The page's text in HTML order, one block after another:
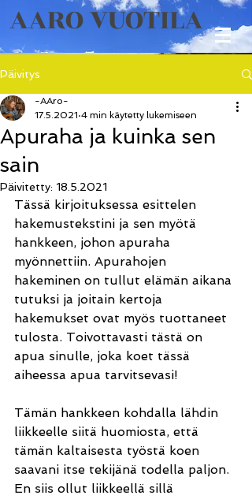
AARO VUOTILA
Päivitys
Apuraha ja kuinka sen
sain
-AAro-
17.5.2021 4 min käytetty lukemiseen
Päivitetty: 18.5.2021
Tässä kirjoituksessa esittelen
hakemustekstini ja sen myötä
hankkeen, johon apuraha
myönnettiin. Apurahojen
hakeminen on tullut elämän aikana
tutuksi ja joitain kertoja
hakemukset ovat myös tuottaneet
tulosta. Toivottavasti tästä on
apua sinulle, joka koet tässä
aiheessa apua tarvitsevasi!
Tämän hankkeen kohdalla lähdin
liikkeelle siitä huomiosta, että
tämän kaltaisesta työstä koen
saavani itse tekijänä todella paljon.
En siis ollut liikkeellä sillä